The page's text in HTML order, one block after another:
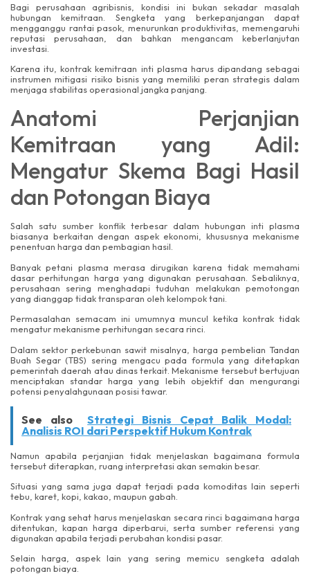
Bagi perusahaan agribisnis, kondisi ini bukan sekadar masalah
hubungan kemitraan. Sengketa yang berkepanjangan dapat
mengganggu rantai pasok, menurunkan produktivitas, memengaruhi
reputasi perusahaan, dan bahkan mengancam keberlanjutan
investasi.
Karena itu, kontrak kemitraan inti plasma harus dipandang sebagai
instrumen mitigasi risiko bisnis yang memiliki peran strategis dalam
menjaga stabilitas operasional jangka panjang.
Anatomi Perjanjian
Kemitraan yang Adil:
Mengatur Skema Bagi Hasil
dan Potongan Biaya
Salah satu sumber konflik terbesar dalam hubungan inti plasma
biasanya berkaitan dengan aspek ekonomi, khususnya mekanisme
penentuan harga dan pembagian hasil.
Banyak petani plasma merasa dirugikan karena tidak memahami
dasar perhitungan harga yang digunakan perusahaan. Sebaliknya,
perusahaan sering menghadapi tuduhan melakukan pemotongan
yang dianggap tidak transparan oleh kelompok tani.
Permasalahan semacam ini umumnya muncul ketika kontrak tidak
mengatur mekanisme perhitungan secara rinci.
Dalam sektor perkebunan sawit misalnya, harga pembelian Tandan
Buah Segar (TBS) sering mengacu pada formula yang ditetapkan
pemerintah daerah atau dinas terkait. Mekanisme tersebut bertujuan
menciptakan standar harga yang lebih objektif dan mengurangi
potensi penyalahgunaan posisi tawar.
See also
Strategi Bisnis Cepat Balik Modal:
Analisis ROI dari Perspektif Hukum Kontrak
Namun apabila perjanjian tidak menjelaskan bagaimana formula
tersebut diterapkan, ruang interpretasi akan semakin besar.
Situasi yang sama juga dapat terjadi pada komoditas lain seperti
tebu, karet, kopi, kakao, maupun gabah.
Kontrak yang sehat harus menjelaskan secara rinci bagaimana harga
ditentukan, kapan harga diperbarui, serta sumber referensi yang
digunakan apabila terjadi perubahan kondisi pasar.
Selain harga, aspek lain yang sering memicu sengketa adalah
potongan biaya.